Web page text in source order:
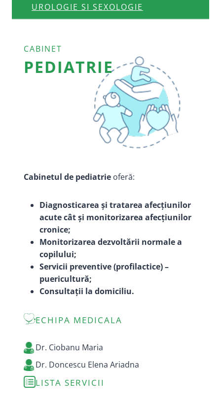
UROLOGIE SI SEXOLOGIE
CABINET
PEDIATRIE
Cabinetul de pediatrie oferă:
Diagnosticarea și tratarea afecțiunilor
acute cât și monitorizarea afecțiunilor
cronice;
Monitorizarea dezvoltării normale a
copilului;
Servicii preventive (profilactice) –
puericultură;
Consultații la domiciliu.
ECHIPA MEDICALA
Dr. Ciobanu Maria
Dr. Doncescu Elena Ariadna
LISTA SERVICII